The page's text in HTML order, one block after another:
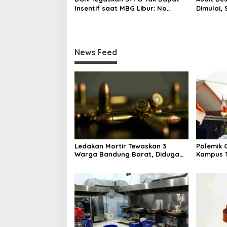
Insentif saat MBG Libur: No
Dimulai,
News Feed
Ledakan Mortir Tewaskan 3
Warga Bandung Barat, Diduga
Polemik
Kampus